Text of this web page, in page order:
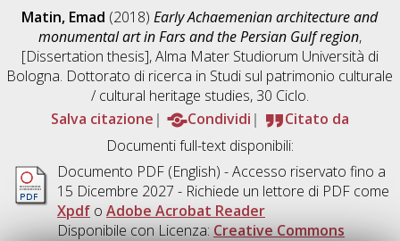
Matin, Emad (2018)Early Achaemenian architecture and
monumental art in Fars and the Persian Gulf region,
[Dissertation thesis], Alma Mater Studiorum Università di
Bologna. Dottorato di ricerca in Studi sul patrimonio culturale
/ cultural heritage studies, 30 Ciclo.
Salva citazione
Condividi
Citato da
Documenti full-text disponibili:
Documento PDF(English) - Accesso riservato fino a
15 Dicembre 2027 - Richiede un lettore di PDF come
Xpdfo Adobe Acrobat Reader
Disponibile con Licenza:Creative Commons